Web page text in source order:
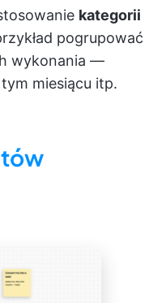
kategorii
pogrupować
wykonania —
miesiącu itp.